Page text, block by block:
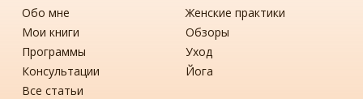
Обо мне
Мои книги
Программы
Консультации
Все статьи
Женские практики
Обзоры
Уход
Йога